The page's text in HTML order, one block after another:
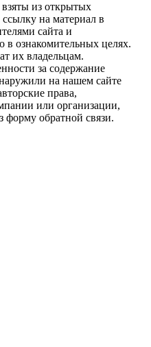
из открытых
на материал в
сайта и
в ознакомительных целях.
их владельцам.
за содержание
на нашем сайте
права,
или организации,
форму обратной связи.